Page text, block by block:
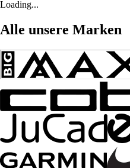
Loading...
Alle unsere Marken